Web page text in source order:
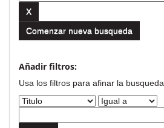
Comenzar nueva busqueda
Añadir filtros:
Usa los filtros para afinar la busqueda.